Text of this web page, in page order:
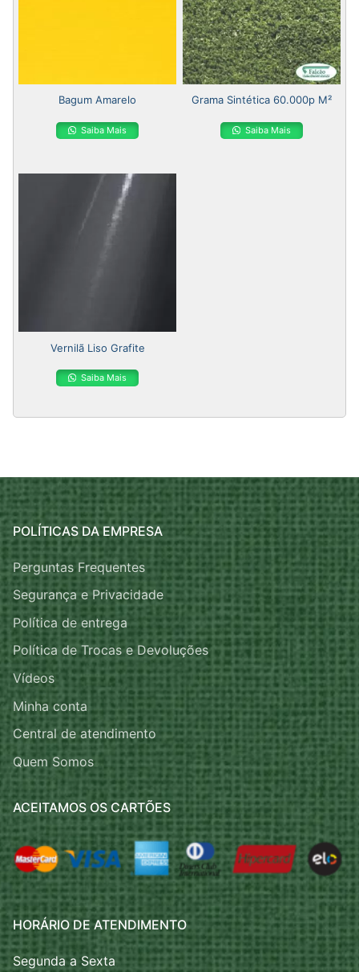
Bagum Amarelo
Saiba Mais
Grama Sintética 60.000p M²
Saiba Mais
Vernilã Liso Grafite
Saiba Mais
POLÍTICAS DA EMPRESA
Perguntas Frequentes
Segurança e Privacidade
Política de entrega
Política de Trocas e Devoluções
Vídeos
Minha conta
Central de atendimento
Quem Somos
ACEITAMOS OS CARTÕES
HORÁRIO DE ATENDIMENTO
Segunda a Sexta